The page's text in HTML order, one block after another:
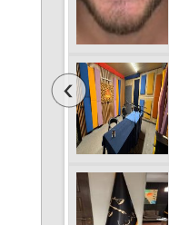
تلفن: ۰۲۱۸۹۳۱۰-۰۲۱۸۸۷۹۷۱۹۴-۰۲۱۸۸۷۹۶۳۱۱-۰۲۱۸۸۷۹۷۱۵